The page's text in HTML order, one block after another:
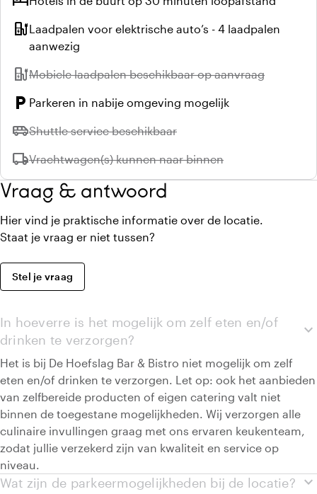
ev_stationLaadpalen voor elektrische auto’s - 4 laadpalen
aanwezig
ev_stationNiet beschikbaar:
Mobiele laadpalen beschikbaar op aanvraag
local_parking Parkeren in nabije omgeving mogelijk
airport_shuttleNiet beschikbaar:
Shuttle service beschikbaar
local_shippingNiet beschikbaar:
Vrachtwagen(s) kunnen naar binnen
Vraag & antwoord
Hier vind je praktische informatie over de locatie.
Staat je vraag er niet tussen?
Stel je vraag
expand_more
In hoeverre is het mogelijk om zelf eten en/of
drinken te verzorgen?
Het is bij De Hoefslag Bar & Bistro niet mogelijk om zelf
eten en/of drinken te verzorgen. Let op: ook het aanbieden
van zelfbereide producten of eigen catering valt niet
binnen de toegestane mogelijkheden. Wij verzorgen alle
culinaire invullingen graag met ons ervaren keukenteam,
zodat jullie verzekerd zijn van kwaliteit en service op
niveau.
expand_more
Wat zijn de parkeermogelijkheden bij de locatie?